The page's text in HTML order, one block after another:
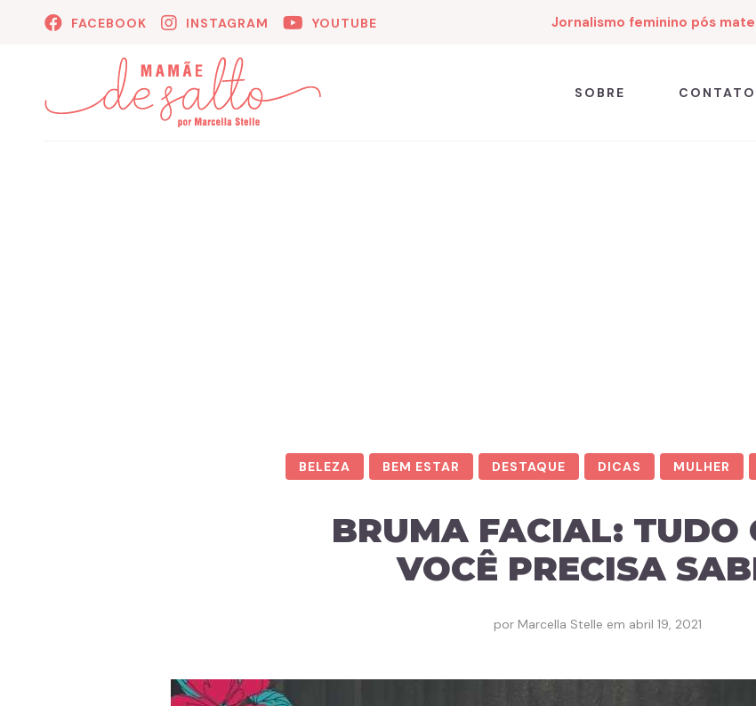
FACEBOOK INSTAGRAM YOUTUBE Jornalismo feminino pós
SOBRE CONTATO
BELEZA BEM ESTAR DESTAQUE DICAS MULHER
BRUMA FACIAL: TUDO
VOCÊ PRECISA
por Marcella Stelle em abril 19, 2021